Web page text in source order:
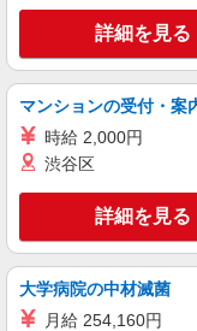
経
キープ
株式会社パソナ・東京
給
詳細を見る
マンションの受付・案
時給 2,000円
渋谷区
詳細を見る
大学病院の中材滅菌
月給 254,160円